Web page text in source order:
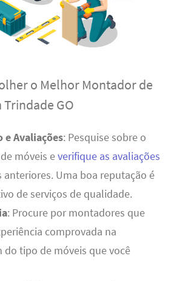
o Melhor Montador de
Trindade GO
e Avaliações: Pesquise sobre o
móveis everifique as avaliações
anteriores. Uma boa reputação é
de serviços de qualidade.
: Procure por montadores que
comprovada na
do tipo de móveis que você